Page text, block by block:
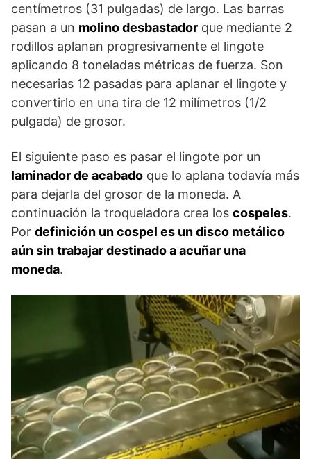
centímetros (31 pulgadas) de largo. Las barras
pasan a un molino desbastador que mediante 2
rodillos aplanan progresivamente el lingote
aplicando 8 toneladas métricas de fuerza. Son
necesarias 12 pasadas para aplanar el lingote y
convertirlo en una tira de 12 milímetros (1/2
pulgada) de grosor.
El siguiente paso es pasar el lingote por un
laminador de acabado que lo aplana todavía más
para dejarla del grosor de la moneda. A
continuación la troqueladora crea los cospeles.
Por definición un cospel es un disco metálico
aún sin trabajar destinado a acuñar una
moneda.